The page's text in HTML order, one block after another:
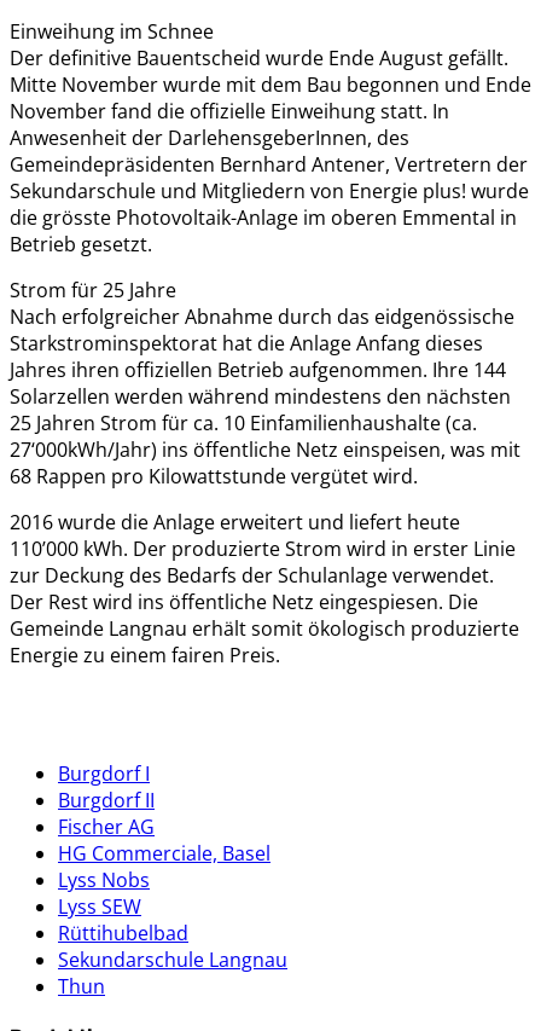
Einweihung im Schnee
Der definitive Bauentscheid wurde Ende August gefällt.
Mitte November wurde mit dem Bau begonnen und Ende
November fand die offizielle Einweihung statt. In
Anwesenheit der DarlehensgeberInnen, des
Gemeindepräsidenten Bernhard Antener, Vertretern der
Sekundarschule und Mitgliedern von Energie plus! wurde
die grösste Photovoltaik-Anlage im oberen Emmental in
Betrieb gesetzt.
Strom für 25 Jahre
Nach erfolgreicher Abnahme durch das eidgenössische
Starkstrominspektorat hat die Anlage Anfang dieses
Jahres ihren offiziellen Betrieb aufgenommen. Ihre 144
Solarzellen werden während mindestens den nächsten
25 Jahren Strom für ca. 10 Einfamilienhaushalte (ca.
27‘000kWh/Jahr) ins öffentliche Netz einspeisen, was mit
68 Rappen pro Kilowattstunde vergütet wird.
2016 wurde die Anlage erweitert und liefert heute
110’000 kWh. Der produzierte Strom wird in erster Linie
zur Deckung des Bedarfs der Schulanlage verwendet.
Der Rest wird ins öffentliche Netz eingespiesen. Die
Gemeinde Langnau erhält somit ökologisch produzierte
Energie zu einem fairen Preis.
Burgdorf I
Burgdorf II
Fischer AG
HG Commerciale, Basel
Lyss Nobs
Lyss SEW
Rüttihubelbad
Sekundarschule Langnau
Thun